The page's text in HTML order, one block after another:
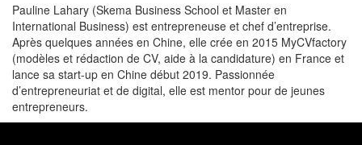
Pauline Lahary (Skema Business School et Master en
International Business) est entrepreneuse et chef d’entreprise.
Après quelques années en Chine, elle crée en 2015 MyCVfactory
(modèles et rédaction de CV, aide à la candidature) en France et
lance sa start-up en Chine début 2019. Passionnée
d’entrepreneuriat et de digital, elle est mentor pour de jeunes
entrepreneurs.